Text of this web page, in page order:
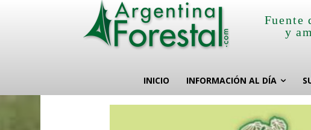
Fuente
y
INICIO INFORMACIÓN AL DÍA